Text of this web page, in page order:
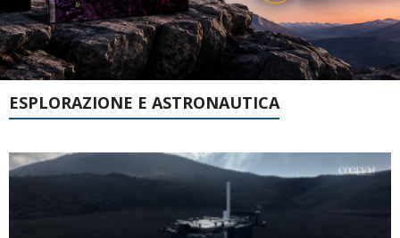
ESPLORAZIONE E ASTRONAUTICA